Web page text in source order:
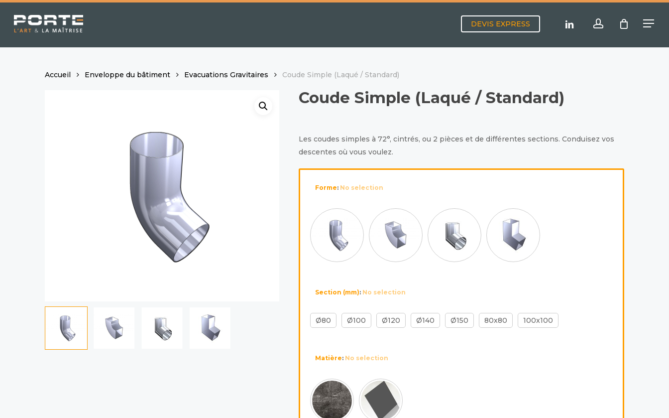
main
DEVIS EXPRESS linkedin accountMenu
Accueil Enveloppe du bâtiment Evacuations Gravitaires Coude Simple (Laqué / Standard)
Coude Simple (Laqué / Standard)
Les coudes simples à 72°, cintrés, ou 2 pièces et de différentes sections. Conduisez vos
descentes où vous voulez.
Forme: No selection
Section (mm): No selection
Ø80 Ø100 Ø120 Ø140 Ø150 80x80 100x100
Matière: No selection